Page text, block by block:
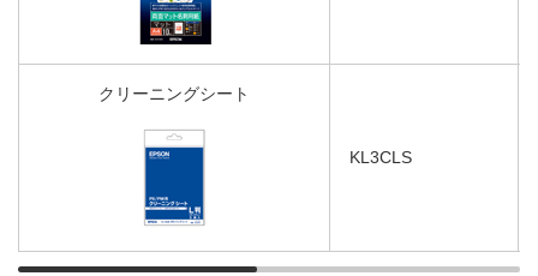
クリーニングシート
KL3CLS